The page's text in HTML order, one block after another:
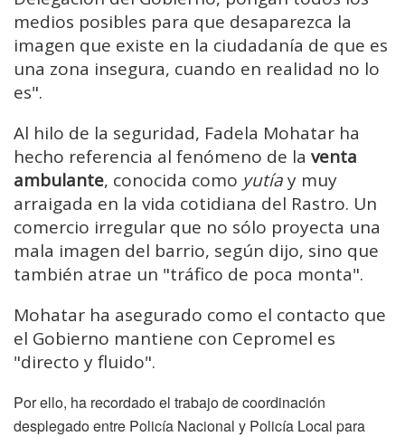
medios posibles para que desaparezca la
imagen que existe en la ciudadanía de que es
una zona insegura, cuando en realidad no lo
es".
Al hilo de la seguridad, Fadela Mohatar ha
hecho referencia al fenómeno de la venta
ambulante, conocida como yutíay muy
arraigada en la vida cotidiana del Rastro. Un
comercio irregular que no sólo proyecta una
mala imagen del barrio, según dijo, sino que
también atrae un "tráfico de poca monta".
Mohatar ha asegurado como el contacto que
el Gobierno mantiene con Cepromel es
"directo y fluido".
Por ello, ha recordado el trabajo de coordinación
desplegado entre Policía Nacional y Policía Local para